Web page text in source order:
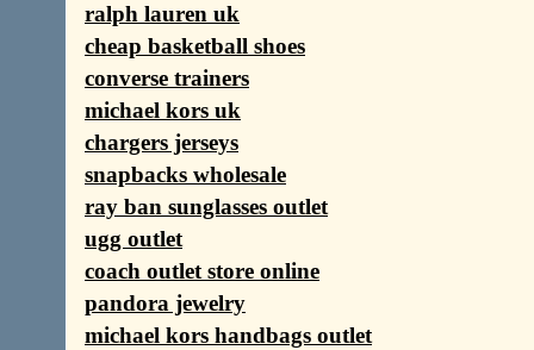
ralph lauren uk
cheap basketball shoes
converse trainers
michael kors uk
chargers jerseys
snapbacks wholesale
ray ban sunglasses outlet
ugg outlet
coach outlet store online
pandora jewelry
michael kors handbags outlet